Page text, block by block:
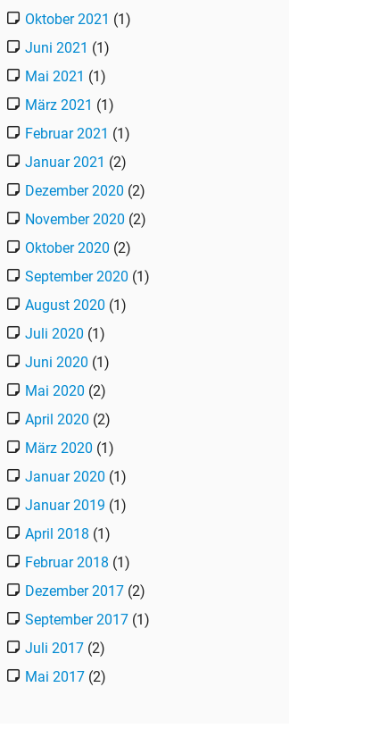
Oktober 2021 (1)
Juni 2021 (1)
Mai 2021 (1)
März 2021 (1)
Februar 2021 (1)
Januar 2021 (2)
Dezember 2020 (2)
November 2020 (2)
Oktober 2020 (2)
September 2020 (1)
August 2020 (1)
Juli 2020 (1)
Juni 2020 (1)
Mai 2020 (2)
April 2020 (2)
März 2020 (1)
Januar 2020 (1)
Januar 2019 (1)
April 2018 (1)
Februar 2018 (1)
Dezember 2017 (2)
September 2017 (1)
Juli 2017 (2)
Mai 2017 (2)